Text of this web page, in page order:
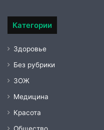
Категории
Здоровье
Без рубрики
ЗОЖ
Медицина
Красота